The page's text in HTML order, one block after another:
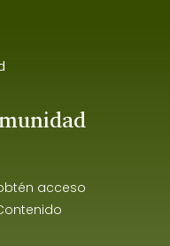
acceso